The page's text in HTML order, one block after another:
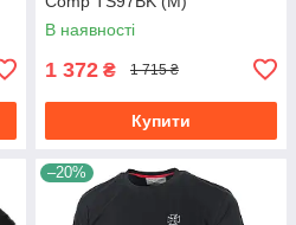
В наявності
1 372 ₴ 1 715 ₴
Купити
–20%